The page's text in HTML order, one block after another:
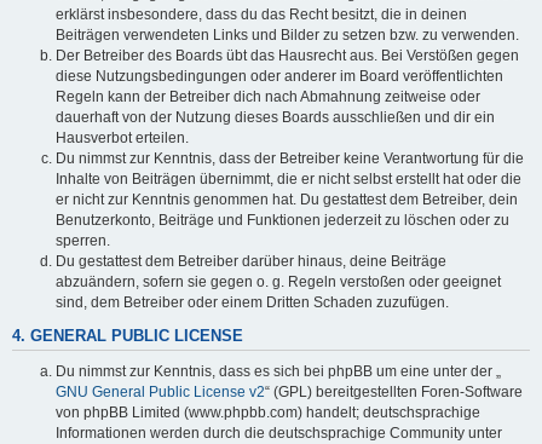
erklärst insbesondere, dass du das Recht besitzt, die in deinen
Beiträgen verwendeten Links und Bilder zu setzen bzw. zu verwenden.
Der Betreiber des Boards übt das Hausrecht aus. Bei Verstößen gegen
diese Nutzungsbedingungen oder anderer im Board veröffentlichten
Regeln kann der Betreiber dich nach Abmahnung zeitweise oder
dauerhaft von der Nutzung dieses Boards ausschließen und dir ein
Hausverbot erteilen.
Du nimmst zur Kenntnis, dass der Betreiber keine Verantwortung für die
Inhalte von Beiträgen übernimmt, die er nicht selbst erstellt hat oder die
er nicht zur Kenntnis genommen hat. Du gestattest dem Betreiber, dein
Benutzerkonto, Beiträge und Funktionen jederzeit zu löschen oder zu
sperren.
Du gestattest dem Betreiber darüber hinaus, deine Beiträge
abzuändern, sofern sie gegen o. g. Regeln verstoßen oder geeignet
sind, dem Betreiber oder einem Dritten Schaden zuzufügen.
4. GENERAL PUBLIC LICENSE
Du nimmst zur Kenntnis, dass es sich bei phpBB um eine unter der „
GNU General Public License v2“ (GPL) bereitgestellten Foren-Software
von phpBB Limited (www.phpbb.com) handelt; deutschsprachige
Informationen werden durch die deutschsprachige Community unter